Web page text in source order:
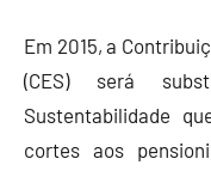
Finanças
Em 2015, a
(CES) será
Sustentabilidade
cortes aos